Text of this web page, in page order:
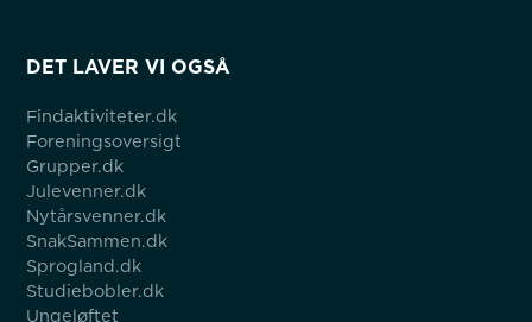
DET LAVER VI OGSÅ
Findaktiviteter.dk
Foreningsoversigt
Grupper.dk
Julevenner.dk
Nytårsvenner.dk
SnakSammen.dk
Sprogland.dk
Studiebobler.dk
Ungeløftet